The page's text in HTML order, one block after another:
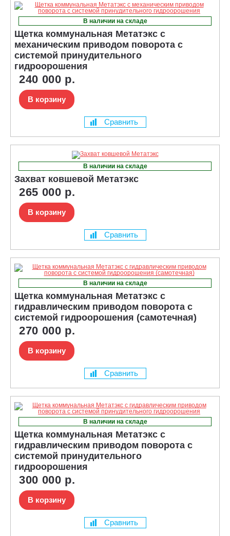
В наличии на складе
Щетка коммунальная Метатэкс с
механическим приводом поворота с
системой принудительного
гидроорошения
240 000 р.
В корзину
Сравнить
В наличии на складе
Захват ковшевой Метатэкс
265 000 р.
В корзину
Сравнить
В наличии на складе
Щетка коммунальная Метатэкс с
гидравлическим приводом поворота с
системой гидроорошения (самотечная)
270 000 р.
В корзину
Сравнить
В наличии на складе
Щетка коммунальная Метатэкс с
гидравлическим приводом поворота с
системой принудительного
гидроорошения
300 000 р.
В корзину
Сравнить